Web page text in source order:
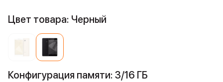
Цвет товара: Черный
Конфигурация памяти: 3/16 ГБ